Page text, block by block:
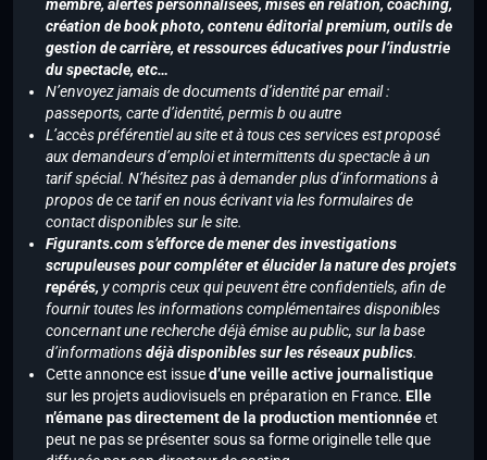
membre, alertes personnalisées, mises en relation, coaching,
création de book photo, contenu éditorial premium, outils de
gestion de carrière, et ressources éducatives pour l’industrie
du spectacle, etc…
N’envoyez jamais de documents d’identité par email :
passeports, carte d’identité, permis b ou autre
L’accès préférentiel au site et à tous ces services est proposé
aux demandeurs d’emploi et intermittents du spectacle à un
tarif spécial. N’hésitez pas à demander plus d’informations à
propos de ce tarif en nous écrivant via les formulaires de
contact disponibles sur le site.
Figurants.com s’efforce de mener des investigations
scrupuleuses pour compléter et élucider la nature des projets
repérés, y compris ceux qui peuvent être confidentiels, afin de
fournir toutes les informations complémentaires disponibles
concernant une recherche déjà émise au public, sur la base
d’informationsdéjà disponibles sur les réseaux publics.
Cette annonce est issued’une veille active journalistique
sur les projets audiovisuels en préparation en France. Elle
n’émane pas directement de la production mentionnéeet
peut ne pas se présenter sous sa forme originelle telle que